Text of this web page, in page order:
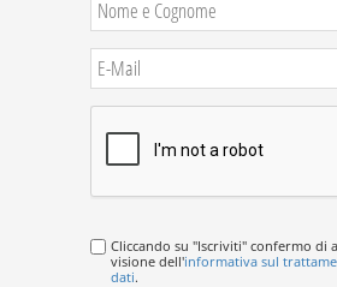
Cliccando su "Iscriviti" confermo di
visione dell'informativa sul
dati.